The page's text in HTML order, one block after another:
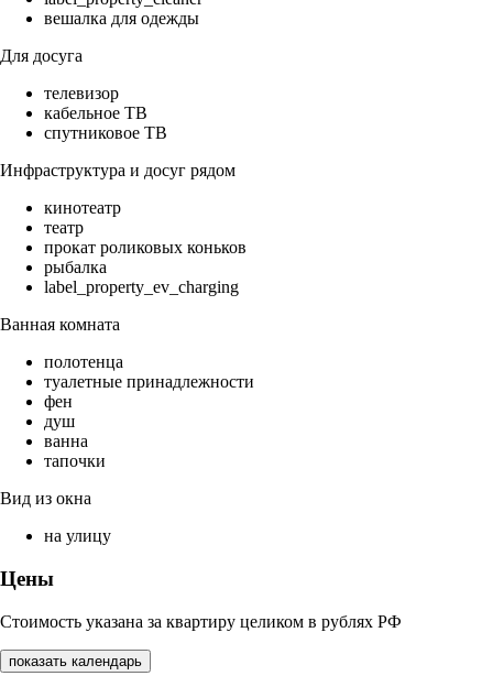
вешалка для одежды
Для досуга
телевизор
кабельное ТВ
спутниковое ТВ
Инфраструктура и досуг рядом
кинотеатр
театр
прокат роликовых коньков
рыбалка
label_property_ev_charging
Ванная комната
полотенца
туалетные принадлежности
фен
душ
ванна
тапочки
Вид из окна
на улицу
Цены
Стоимость указана за квартиру целиком в рублях РФ
показать календарь